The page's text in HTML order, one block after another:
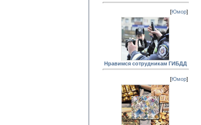
[Юмор]
Нравимся сотрудникам ГИБДД
[Юмор]